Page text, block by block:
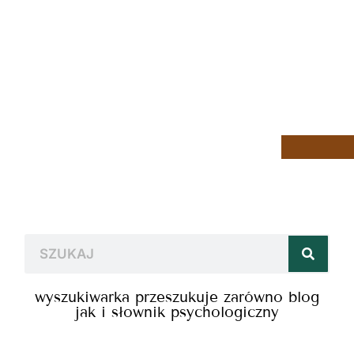
wyszukiwarka przeszukuje zarówno blog
jak i słownik psychologiczny